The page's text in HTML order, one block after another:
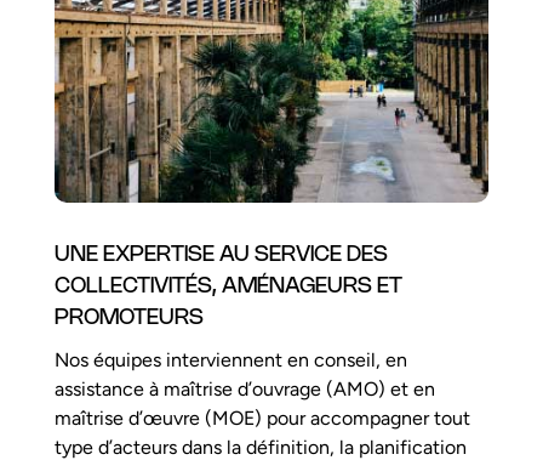
UNE EXPERTISE AU SERVICE DES
COLLECTIVITÉS, AMÉNAGEURS ET
PROMOTEURS
Nos équipes interviennent en conseil, en
assistance à maîtrise d’ouvrage (AMO) et en
maîtrise d’œuvre (MOE) pour accompagner tout
type d’acteurs dans la définition, la planification